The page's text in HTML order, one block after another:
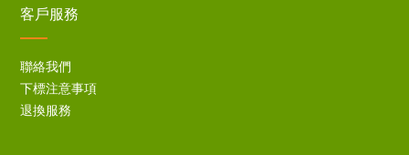
客戶服務
聯絡我們
下標注意事項
退換服務